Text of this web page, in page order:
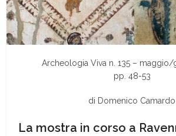
Archeologia Viva n. 135 –
pp. 48-53
di Domenico Camardo
La mostra in corso a